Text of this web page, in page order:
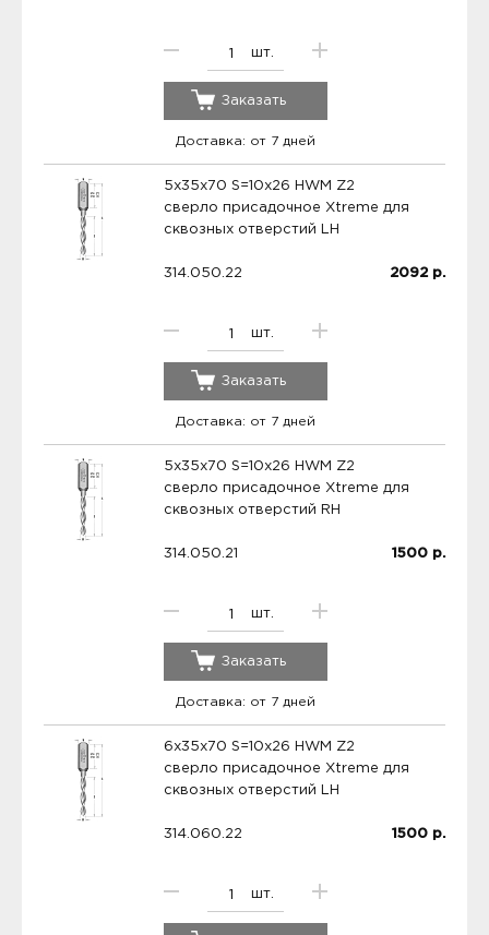
шт.
Заказать
Доставка: от 7 дней
5x35x70 S=10x26 HWM Z2
сверло присадочное Xtreme для
сквозных отверстий LH
314.050.22
шт.
2092 р.
Заказать
Доставка: от 7 дней
5x35x70 S=10x26 HWM Z2
сверло присадочное Xtreme для
сквозных отверстий RH
314.050.21
шт.
1500 р.
Заказать
Доставка: от 7 дней
6x35x70 S=10x26 HWM Z2
сверло присадочное Xtreme для
сквозных отверстий LH
314.060.22
шт.
1500 р.